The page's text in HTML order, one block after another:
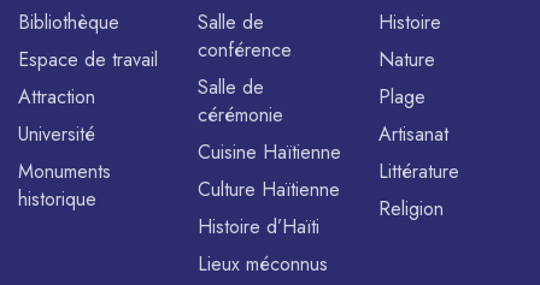
Bibliothèque
Espace de travail
Attraction
Université
Monuments
historique
Salle de
conférence
Salle de
cérémonie
Cuisine Haïtienne
Culture Haïtienne
Histoire d’Haïti
Lieux méconnus
Histoire
Nature
Plage
Artisanat
Littérature
Religion